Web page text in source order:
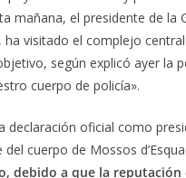
mañana, el presidente de
ha visitado el complejo
según explicó ayer la
cuerpo de policía».
declaración oficial como
cuerpo de Mossos
debido a que la